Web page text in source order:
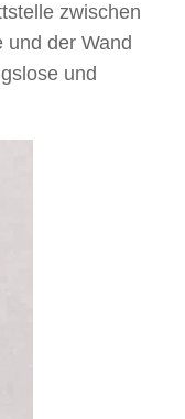
zwischen
und der Wand
und